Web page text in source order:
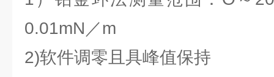
0.01mN／m
2)软件调零且具峰值保持